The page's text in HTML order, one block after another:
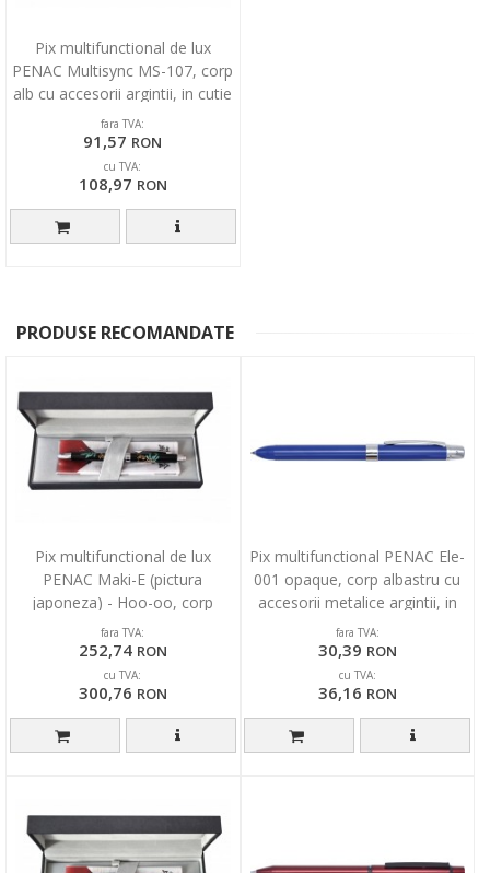
Pix multifunctional de lux
PENAC Multisync MS-107, corp
alb cu accesorii argintii, in cutie
cadou
fara TVA:
91,57 RON
cu TVA:
108,97 RON
PRODUSE RECOMANDATE
Pix multifunctional de lux
PENAC Maki-E (pictura
japoneza) - Hoo-oo, corp
negru, in cutie cadou
fara TVA:
252,74 RON
cu TVA:
300,76 RON
Pix multifunctional PENAC Ele-
001 opaque, corp albastru cu
accesorii metalice argintii, in
cutie cad
fara TVA:
30,39 RON
cu TVA:
36,16 RON